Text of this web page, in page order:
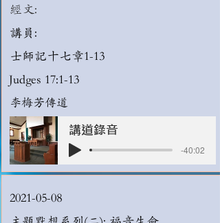
經文:
講員:
士師記十七章1-13
Judges 17:1-13
李梅芳傳道
講道錄音
-40:02
2021-05-08